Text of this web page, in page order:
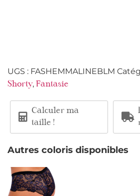
UGS : FASHEMMALINEBLM
Shorty, Fantasie
Calculer ma
taille !
Autres coloris disponibles